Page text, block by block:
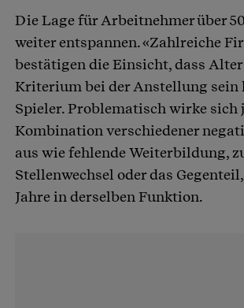
Die Lage für Arbeitnehmer über
weiter entspannen. «Zahlreiche
bestätigen die Einsicht, dass
Kriterium bei der Anstellung sein
Spieler. Problematisch wirke sich
Kombination verschiedener
aus wie fehlende Weiterbildung,
Stellenwechsel oder das
Jahre in derselben Funktion.